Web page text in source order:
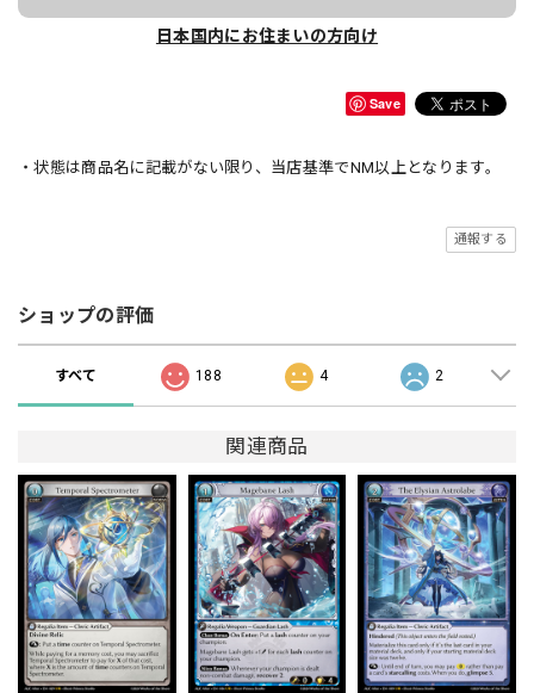
日本国内にお住まいの方向け
Save
・状態は商品名に記載がない限り、当店基準でNM以上となります。
通報する
ショップの評価
すべて 188 4 2
関連商品